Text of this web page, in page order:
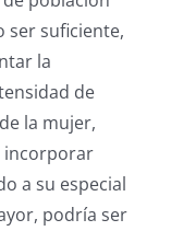
ser suficiente,
la
de
la mujer,
incorporar
a su especial
podría ser